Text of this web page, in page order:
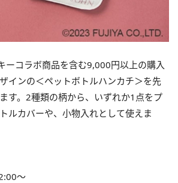
ーコラボ商品を含む9,000円以上の購入
インの＜ペットボトルハンカチ＞を先
す。2種類の柄から、いずれか1点をプ
ルカバーや、小物入れとして使えま
～